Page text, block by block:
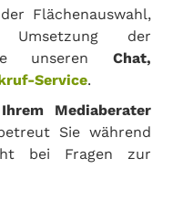
Flächenauswahl,
Umsetzung der
unseren Chat,
Service.
Ihrem Mediaberater
Sie während
bei Fragen zur